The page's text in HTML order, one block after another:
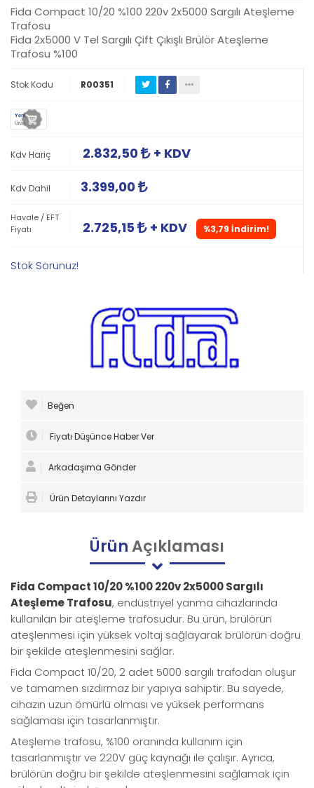
Fida Compact 10/20 %100 220v 2x5000 Sargılı Ateşleme
Trafosu
Fida 2x5000 V Tel Sargılı Çift Çıkışlı Brülör Ateşleme
Trafosu %100
Stok Kodu R00351
Yeni
Ürün
Kdv Hariç 2.832,50 + KDV
Kdv Dahil 3.399,00
Havale / EFT
Fiyatı
2.725,15 + KDV %3,79 İndirim!
Stok Sorunuz!
Beğen
Fiyatı Düşünce Haber Ver
Arkadaşıma Gönder
Ürün Detaylarını Yazdır
ÜrünAçıklaması
Fida Compact 10/20 %100 220v 2x5000 Sargılı
Ateşleme Trafosu, endüstriyel yanma cihazlarında
kullanılan bir ateşleme trafosudur. Bu ürün, brülörün
ateşlenmesi için yüksek voltaj sağlayarak brülörün doğru
bir şekilde ateşlenmesini sağlar.
Fida Compact 10/20, 2 adet 5000 sargılı trafodan oluşur
ve tamamen sızdırmaz bir yapıya sahiptir. Bu sayede,
cihazın uzun ömürlü olması ve yüksek performans
sağlaması için tasarlanmıştır.
Ateşleme trafosu, %100 oranında kullanım için
tasarlanmıştır ve 220V güç kaynağı ile çalışır. Ayrıca,
brülörün doğru bir şekilde ateşlenmesini sağlamak için